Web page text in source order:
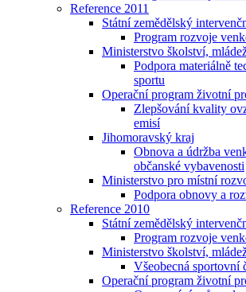
Reference 2011
Státní zemědělský
Program rozvoje
Ministerstvo školství,
Podpora materiálně
sportu
Operační program životní
Zlepšování kvality
emisí
Jihomoravský kraj
Obnova a údržba
občanské vybavenosti
Ministerstvo pro místní
Podpora obnovy a
Reference 2010
Státní zemědělský
Program rozvoje
Ministerstvo školství,
Všeobecná sportovní
Operační program životní